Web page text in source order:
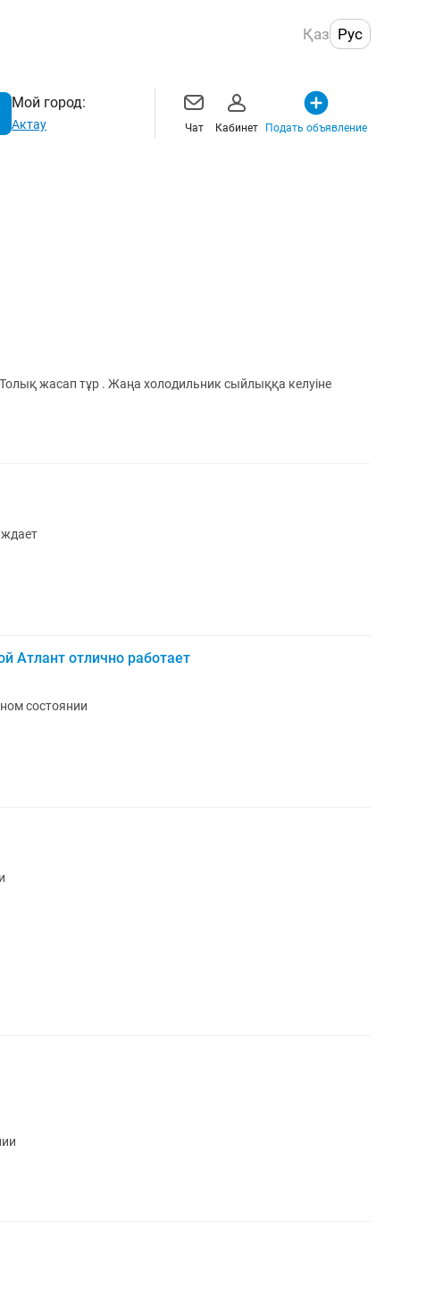
Қаз Рус
Мой город:
Актау Чат Кабинет Подать объявление
жасап тұр . Жаңа холодильник сыйлыққа келуіне
Атлант отлично работает
состоянии